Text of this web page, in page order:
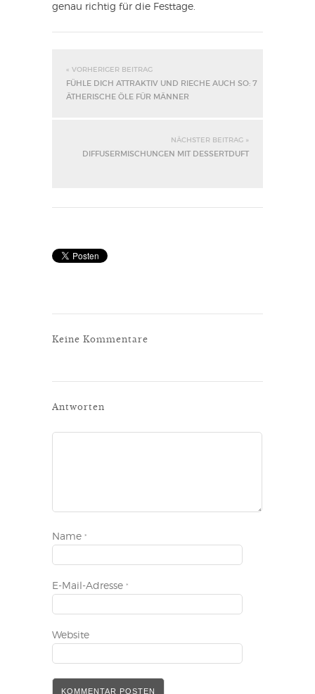
genau richtig für die Festtage.
« VORHERIGER BEITRAG
FÜHLE DICH ATTRAKTIV UND RIECHE AUCH SO: 7
ÄTHERISCHE ÖLE FÜR MÄNNER
NÄCHSTER BEITRAG »
DIFFUSERMISCHUNGEN MIT DESSERTDUFT
Keine Kommentare
Antworten
Name *
E-Mail-Adresse *
Website